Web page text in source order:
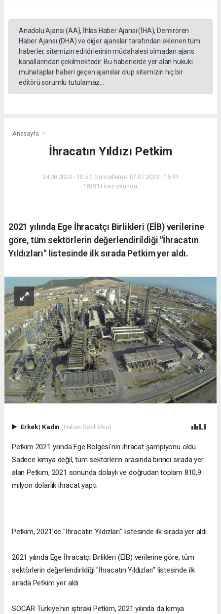
Anadolu Ajansı (AA), İhlas Haber Ajansı (İHA), Demirören
Haber Ajansı (DHA) ve diğer ajanslar tarafından eklenen tüm
haberler, sitemizin editörlerinin müdahalesi olmadan ajans
kanallarından çekilmektedir. Bu haberlerde yer alan hukuki
muhataplar haberi geçen ajanslar olup sitemizin hiç bir
editörü sorumlu tutulamaz...
Anasayfa
İhracatın Yıldızı Petkim
24.08.2020 - 10:57, Güncelleme: 07.07.2023 - 15:41
18391+ kez okundu.
2021 yılında Ege İhracatçı Birlikleri (EİB) verilerine
göre, tüm sektörlerin değerlendirildiği "İhracatın
Yıldızları" listesinde ilk sırada Petkim yer aldı.
Erkek| Kadın (Haberi Sesli Oku)
Petkim 2021 yılında Ege Bölgesi'nin ihracat şampiyonu oldu.
Sadece kimya değil, tüm sektörlerin arasında birinci sırada yer
alan Petkim, 2021 sonunda dolaylı ve doğrudan toplam 810,9
milyon dolarlık ihracat yaptı.
Petkim, 2021’de "İhracatın Yıldızları" listesinde ilk sırada yer aldı.
2021 yılında Ege İhracatçı Birlikleri (EİB) verilerine göre, tüm
sektörlerin değerlendirildiği "İhracatın Yıldızları" listesinde ilk
sırada Petkim yer aldı.
SOCAR Türkiye'nin iştiraki Petkim, 2021 yılında da kimya